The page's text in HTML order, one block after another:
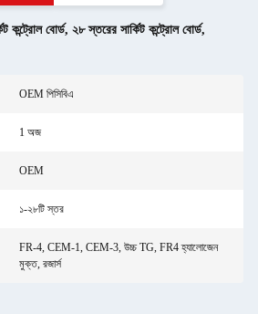
কন্ট্রোল বোর্ড, ২৮ স্তরের সার্কিট কন্ট্রোল বোর্ড,
OEM পিসিবিএ
1 অজ
OEM
১-২৮টি স্তর
FR-4, CEM-1, CEM-3, উচ্চ TG, FR4 হ্যালোজেন
মুক্ত, রজার্স